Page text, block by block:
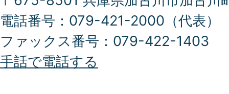
電話番号：079-421-2000（代表）
ファックス番号：079-422-1403
手話で電話する